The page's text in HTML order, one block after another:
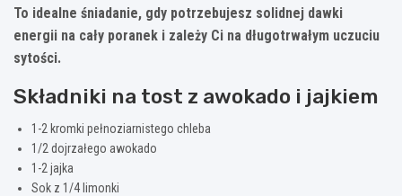
To idealne śniadanie, gdy potrzebujesz solidnej dawki
energii na cały poranek i zależy Ci na długotrwałym uczuciu
sytości.
Składniki na tost z awokado i jajkiem
1-2 kromki pełnoziarnistego chleba
1/2 dojrzałego awokado
1-2 jajka
Sok z 1/4 limonki